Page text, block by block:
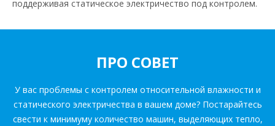
поддерживая статическое электричество под контролем.
ПРО СОВЕТ
У вас проблемы с контролем относительной влажности и
статического электричества в вашем доме? Постарайтесь
свести к минимуму количество машин, выделяющих тепло,